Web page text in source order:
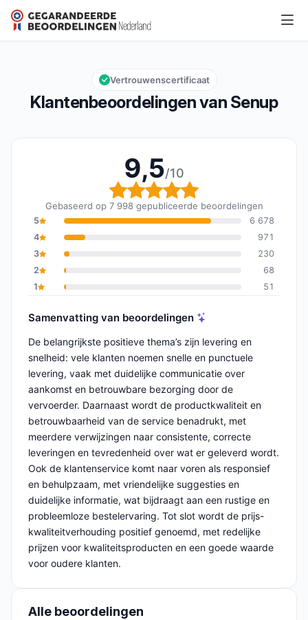
Senup
Algemene beoordeling: 9,5 van 10
9,5/10
Klantenbeoordelingen van Senup
Vertrouwenscertificaat
9,5/10
Algemene beoordeling:
Gebaseerd op 7 998 gepubliceerde beoordelingen
5
6 678
4
971
3
230
2
68
1
51
Samenvatting van beoordelingen
De belangrijkste positieve thema’s zijn levering en
snelheid: vele klanten noemen snelle en punctuele
levering, vaak met duidelijke communicatie over
aankomst en betrouwbare bezorging door de
vervoerder. Daarnaast wordt de productkwaliteit en
betrouwbaarheid van de service benadrukt, met
meerdere verwijzingen naar consistente, correcte
leveringen en tevredenheid over wat er geleverd wordt.
Ook de klantenservice komt naar voren als responsief
en behulpzaam, met vriendelijke suggesties en
duidelijke informatie, wat bijdraagt aan een rustige en
probleemloze bestelervaring. Tot slot wordt de prijs-
kwaliteitverhouding positief genoemd, met redelijke
prijzen voor kwaliteitsproducten en een goede waarde
voor oudere klanten.
Alle beoordelingen